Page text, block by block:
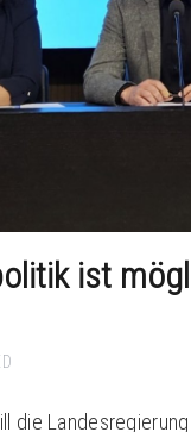
ist
die